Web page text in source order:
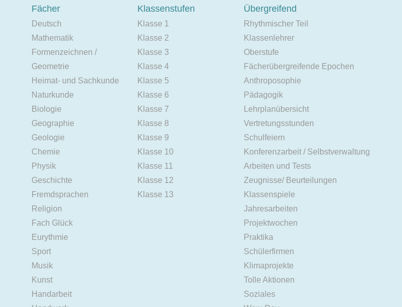
Fächer
Deutsch
Mathematik
Formenzeichnen /
Geometrie
Heimat- und Sachkunde
Naturkunde
Biologie
Geographie
Geologie
Chemie
Physik
Geschichte
Fremdsprachen
Religion
Fach Glück
Eurythmie
Sport
Musik
Kunst
Handarbeit
Klassenstufen
Klasse 1
Klasse 2
Klasse 3
Klasse 4
Klasse 5
Klasse 6
Klasse 7
Klasse 8
Klasse 9
Klasse 10
Klasse 11
Klasse 12
Klasse 13
Übergreifend
Rhythmischer Teil
Klassenlehrer
Oberstufe
Fächerübergreifende Epochen
Anthroposophie
Pädagogik
Lehrplanübersicht
Vertretungsstunden
Schulfeiern
Konferenzarbeit / Selbstverwaltung
Arbeiten und Tests
Zeugnisse/ Beurteilungen
Klassenspiele
Jahresarbeiten
Projektwochen
Praktika
Schülerfirmen
Klimaprojekte
Tolle Aktionen
Soziales